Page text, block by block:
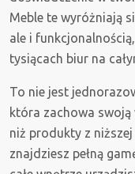
Meble te wyróżniają
ale i
tysiącach biur na
To nie jest
która zachowa swoją
niż produkty z
znajdziesz pełną